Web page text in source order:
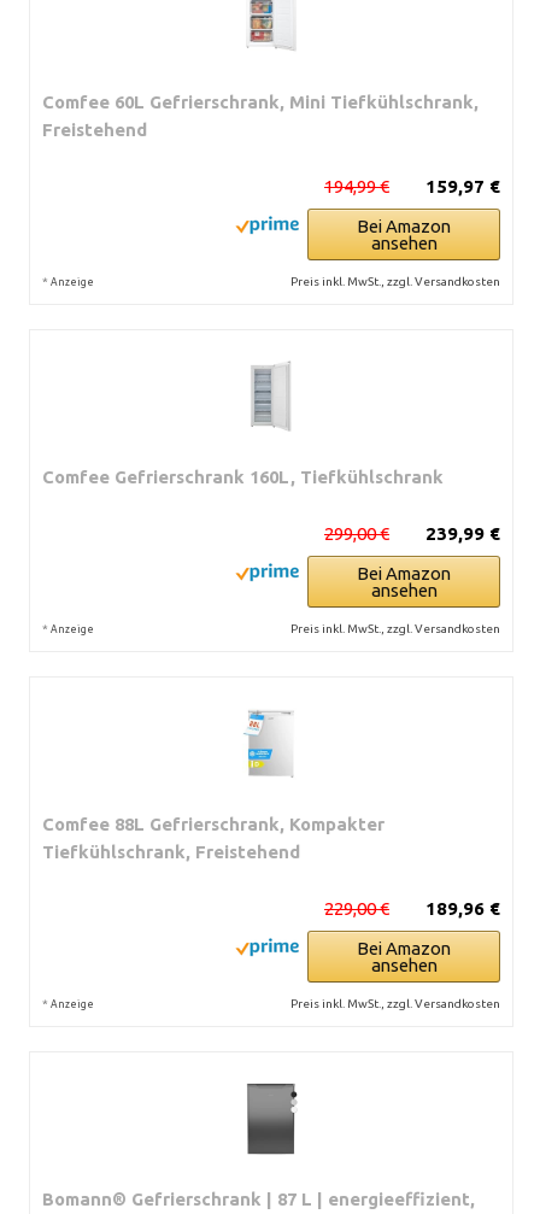
Comfee 60L Gefrierschrank, Mini Tiefkühlschrank,
Freistehend
159,97 €
194,99 €
Bei Amazon
ansehen
* Anzeige Preis inkl. MwSt., zzgl. Versandkosten
Comfee Gefrierschrank 160L, Tiefkühlschrank
239,99 €
299,00 €
Bei Amazon
ansehen
* Anzeige Preis inkl. MwSt., zzgl. Versandkosten
Comfee 88L Gefrierschrank, Kompakter
Tiefkühlschrank, Freistehend
189,96 €
229,00 €
Bei Amazon
ansehen
* Anzeige Preis inkl. MwSt., zzgl. Versandkosten
Bomann® Gefrierschrank | 87 L | energieeffizient,